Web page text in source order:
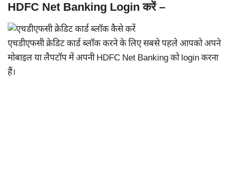
HDFC Net Banking Login करें –
एचडीएफसी क्रेडिट कार्ड ब्लॉक करने के लिए सबसे पहले आपको अपने
मोबाइल या लैपटॉप में अपनी HDFC Net Banking को login करना
हैं।